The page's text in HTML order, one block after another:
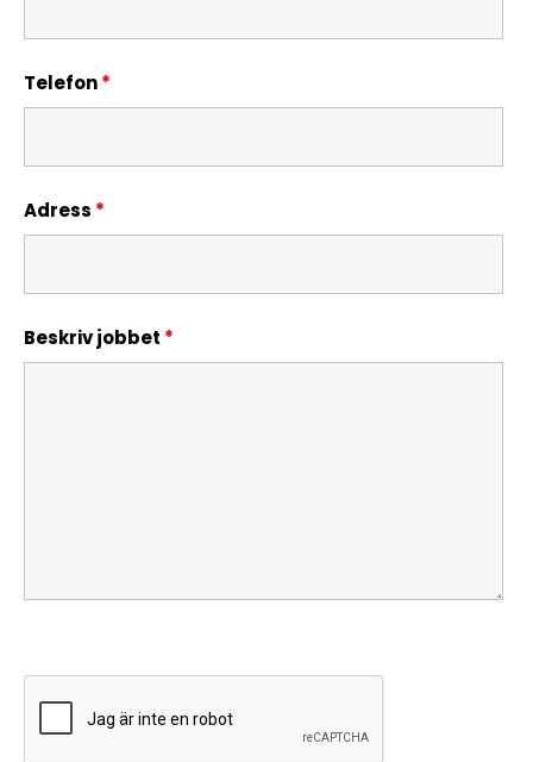
Telefon*
Adress *
Beskriv jobbet *